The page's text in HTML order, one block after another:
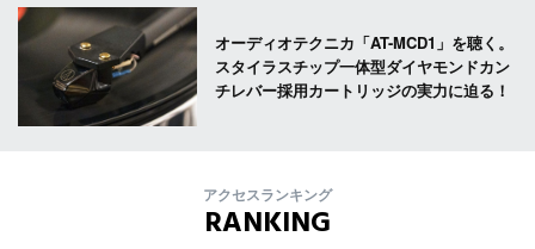
オーディオテクニカ「AT-MCD1」を聴く。
スタイラスチップ一体型ダイヤモンドカン
チレバー採用カートリッジの実力に迫る！
アクセスランキング
RANKING